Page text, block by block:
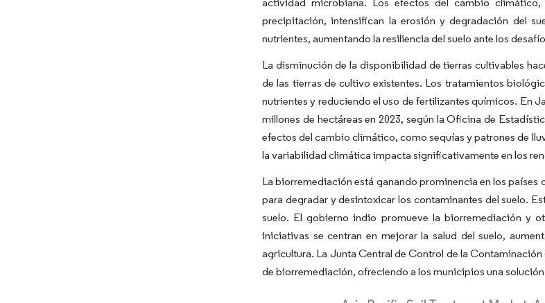
actividad microbiana. Los efectos del cambio
precipitación, intensifican la erosión y degradación del
nutrientes, aumentando la resiliencia del suelo ante los
La disminución de la disponibilidad de tierras cultivables
de las tierras de cultivo existentes. Los tratamientos
nutrientes y reduciendo el uso de fertilizantes químicos. En
millones de hectáreas en 2023, según la Oficina de
efectos del cambio climático, como sequías y patrones de
la variabilidad climática impacta significativamente en los
La biorremediación está ganando prominencia en los
para degradar y desintoxicar los contaminantes del suelo.
suelo. El gobierno indio promueve la biorremediación y
iniciativas se centran en mejorar la salud del suelo,
agricultura. La Junta Central de Control de la
de biorremediación, ofreciendo a los municipios una